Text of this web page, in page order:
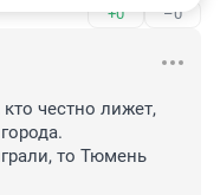
+0 –0
честно лижет,
то Тюмень